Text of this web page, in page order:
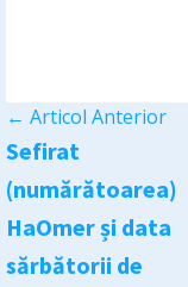
← Articol Anterior
Sefirat
(numărătoarea)
HaOmer și data
sărbătorii de